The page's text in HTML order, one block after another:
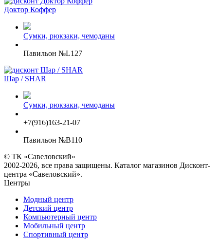
Доктор Коффер
Сумки, рюкзаки, чемоданы
Павильон №L127
Шар / SHAR
Сумки, рюкзаки, чемоданы
+7(916)163-21-07
Павильон №B110
© ТК «Савеловский»
2002-2026, все права защищены. Каталог магазинов Дисконт-
центра «Савеловский».
Центры
Модный центр
Детский центр
Компьютерный центр
Мобильный центр
Спортивный центр